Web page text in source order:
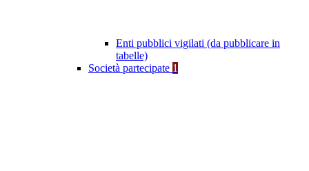
Enti pubblici vigilati (da pubblicare in
tabelle)
Società partecipate 1